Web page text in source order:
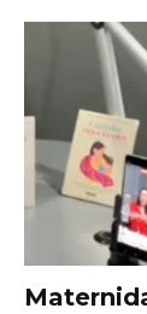
Dra
Mora
MedinaMora,
infancia,
crisis,
Noticias